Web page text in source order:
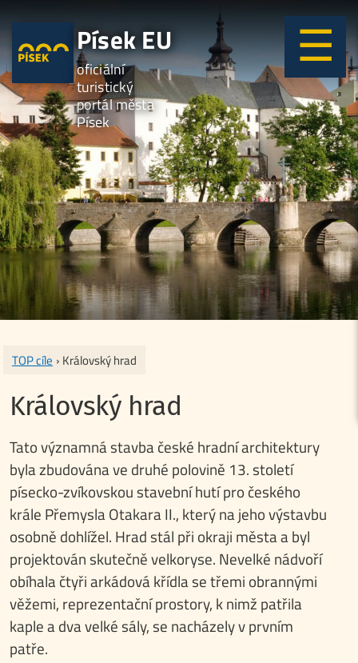
Písek EU
oficiální
turistický
portál města
Písek
TOP cíle › Královský hrad
Královský hrad
Tato významná stavba české hradní architektury
byla zbudována ve druhé polovině 13. století
písecko-zvíkovskou stavební hutí pro českého
krále Přemysla Otakara II., který na jeho výstavbu
osobně dohlížel. Hrad stál při okraji města a byl
projektován skutečně velkoryse. Nevelké nádvoří
obíhala čtyři arkádová křídla se třemi obrannými
věžemi, reprezentační prostory, k nimž patřila
kaple a dva velké sály, se nacházely v prvním
patře.